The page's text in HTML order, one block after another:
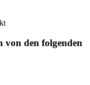
von den folgenden